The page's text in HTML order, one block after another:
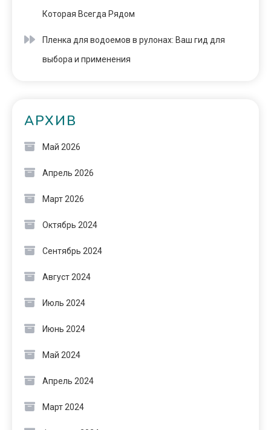
Которая Всегда Рядом
Пленка для водоемов в рулонах: Ваш гид для
выбора и применения
АРХИВ
Май 2026
Апрель 2026
Март 2026
Октябрь 2024
Сентябрь 2024
Август 2024
Июль 2024
Июнь 2024
Май 2024
Апрель 2024
Март 2024